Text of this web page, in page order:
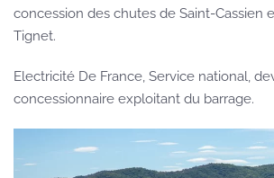
concession des chutes de Saint-Cassien
Tignet.
Electricité De France, Service national,
concessionnaire exploitant du barrage.